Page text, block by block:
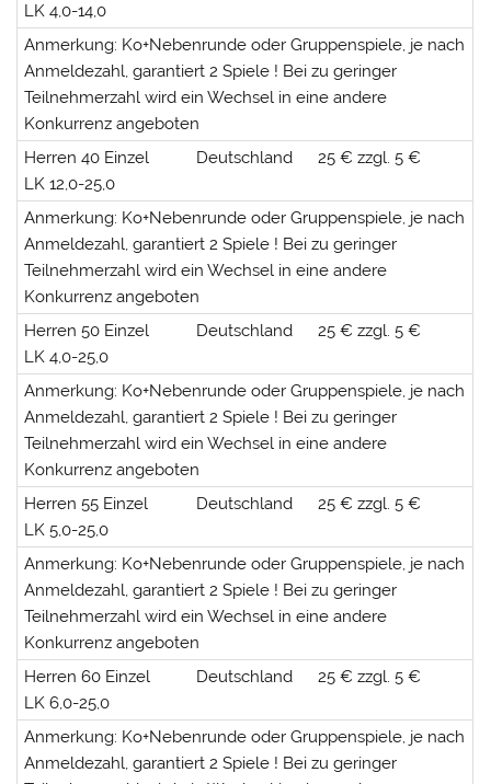
LK 4,0-14,0
Anmerkung: Ko+Nebenrunde oder Gruppenspiele, je nach
Anmeldezahl, garantiert 2 Spiele ! Bei zu geringer
Teilnehmerzahl wird ein Wechsel in eine andere
Konkurrenz angeboten
Herren 40 Einzel
LK 12,0-25,0
Deutschland 25 € zzgl. 5 €
Anmerkung: Ko+Nebenrunde oder Gruppenspiele, je nach
Anmeldezahl, garantiert 2 Spiele ! Bei zu geringer
Teilnehmerzahl wird ein Wechsel in eine andere
Konkurrenz angeboten
Herren 50 Einzel
LK 4,0-25,0
Deutschland 25 € zzgl. 5 €
Anmerkung: Ko+Nebenrunde oder Gruppenspiele, je nach
Anmeldezahl, garantiert 2 Spiele ! Bei zu geringer
Teilnehmerzahl wird ein Wechsel in eine andere
Konkurrenz angeboten
Herren 55 Einzel
LK 5,0-25,0
Deutschland 25 € zzgl. 5 €
Anmerkung: Ko+Nebenrunde oder Gruppenspiele, je nach
Anmeldezahl, garantiert 2 Spiele ! Bei zu geringer
Teilnehmerzahl wird ein Wechsel in eine andere
Konkurrenz angeboten
Herren 60 Einzel
LK 6,0-25,0
Deutschland 25 € zzgl. 5 €
Anmerkung: Ko+Nebenrunde oder Gruppenspiele, je nach
Anmeldezahl, garantiert 2 Spiele ! Bei zu geringer